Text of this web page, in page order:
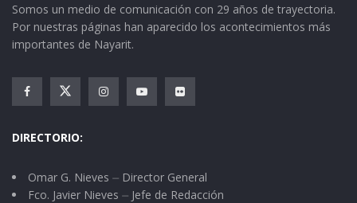
Somos un medio de comunicación con 29 años de trayectoria.
Por nuestras páginas han aparecido los acontecimientos más
importantes de Nayarit.
DIRECTORIO:
Omar G. Nieves ⏤ Director General
Fco. Javier Nieves ⏤ Jefe de Redacción